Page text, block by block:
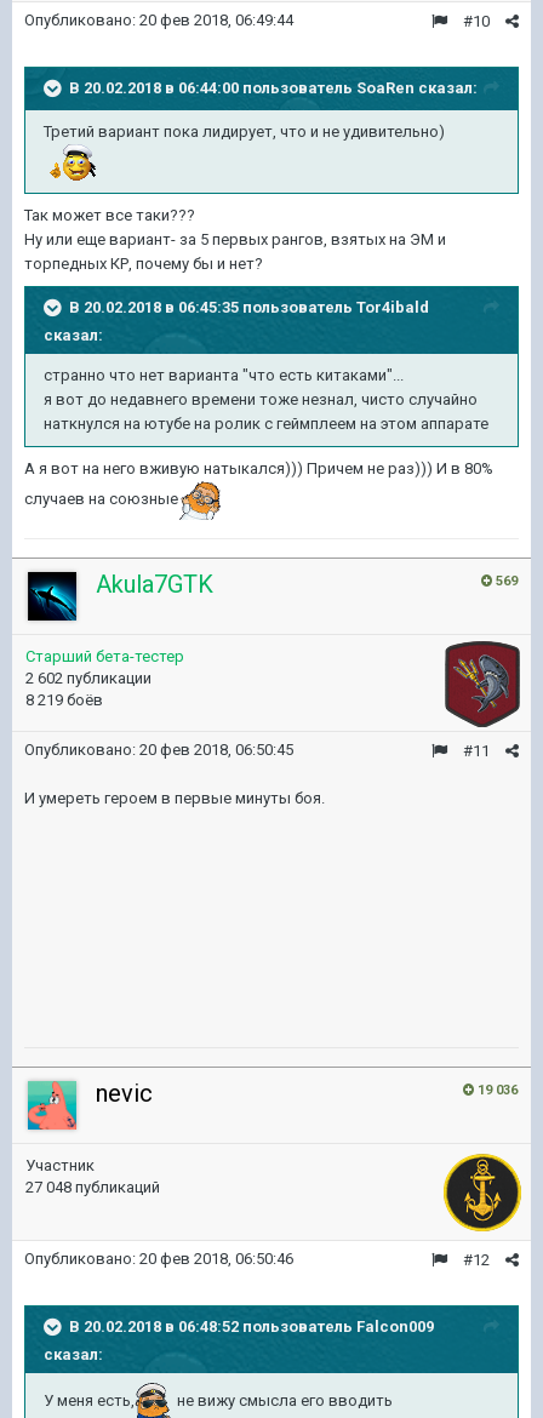
#10
Опубликовано: 20 фев 2018, 06:49:44
В 20.02.2018 в 06:44:00 пользователь SoaRen сказал:
Третий вариант пока лидирует, что и не удивительно)
Так может все таки???
Ну или еще вариант- за 5 первых рангов, взятых на ЭМ и
торпедных КР, почему бы и нет?
В 20.02.2018 в 06:45:35 пользователь Tor4ibald
сказал:
странно что нет варианта "что есть китаками"...
я вот до недавнего времени тоже незнал, чисто случайно
наткнулся на ютубе на ролик с геймплеем на этом аппарате
А я вот на него вживую натыкался))) Причем не раз))) И в 80%
случаев на союзные
569
Akula7GTK
Старший бета-тестер
2 602 публикации
8 219 боёв
#11
Опубликовано: 20 фев 2018, 06:50:45
И умереть героем в первые минуты боя.
19 036
nevic
Участник
27 048 публикаций
#12
Опубликовано: 20 фев 2018, 06:50:46
В 20.02.2018 в 06:48:52 пользователь Falcon009
сказал:
У меня есть, не вижу смысла его вводить